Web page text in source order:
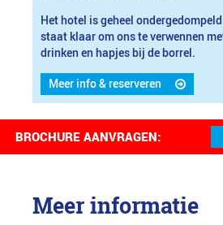
Het hotel is geheel
staat klaar om ons te verwennen
drinken en hapjes bij de borrel.
Meer info & reserveren
BROCHURE AANVRAGEN:
Meer informatie